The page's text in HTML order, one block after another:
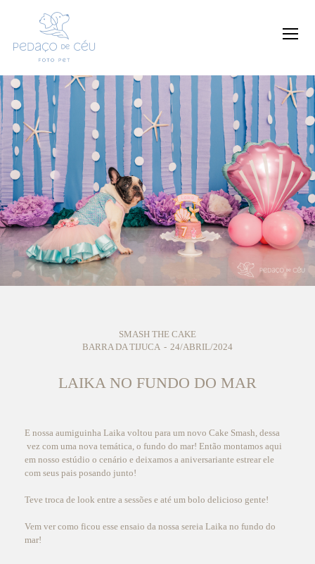
SMASH THE CAKE
BARRA DA TIJUCA
24/ABRIL/2024
LAIKA NO FUNDO DO MAR
E nossa aumiguinha Laika voltou para um novo Cake Smash, dessa
vez com uma nova temática, o fundo do mar! Então montamos aqui
em nosso estúdio o cenário e deixamos a aniversariante estrear ele
com seus pais posando junto!
Teve troca de look entre a sessões e até um bolo delicioso gente!
Vem ver como ficou esse ensaio da nossa sereia Laika no fundo do
mar!